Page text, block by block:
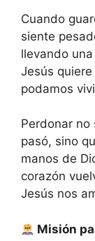
Cuando
siente
llevando
Jesús
podamos
Perdonar no
pasó, sino
manos de
corazón
Jesús nos
Misión